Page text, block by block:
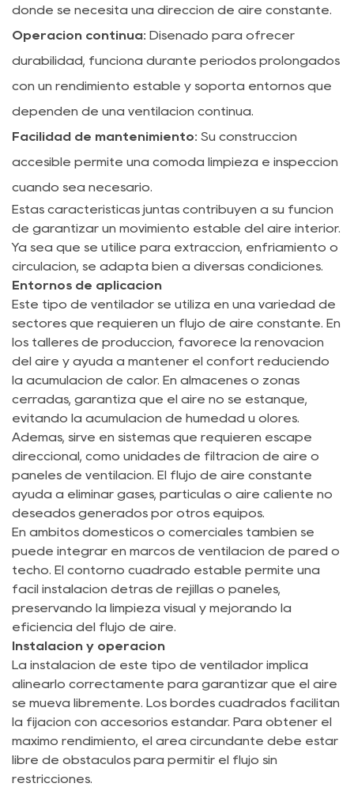
donde se necesita una dirección de aire constante.
Operación continua: Diseñado para ofrecer
durabilidad, funciona durante períodos prolongados
con un rendimiento estable y soporta entornos que
dependen de una ventilación continua.
Facilidad de mantenimiento: Su construcción
accesible permite una cómoda limpieza e inspección
cuando sea necesario.
Estas características juntas contribuyen a su función
de garantizar un movimiento estable del aire interior.
Ya sea que se utilice para extracción, enfriamiento o
circulación, se adapta bien a diversas condiciones.
Entornos de aplicación
Este tipo de ventilador se utiliza en una variedad de
sectores que requieren un flujo de aire constante. En
los talleres de producción, favorece la renovación
del aire y ayuda a mantener el confort reduciendo
la acumulación de calor. En almacenes o zonas
cerradas, garantiza que el aire no se estanque,
evitando la acumulación de humedad u olores.
Además, sirve en sistemas que requieren escape
direccional, como unidades de filtración de aire o
paneles de ventilación. El flujo de aire constante
ayuda a eliminar gases, partículas o aire caliente no
deseados generados por otros equipos.
En ámbitos domésticos o comerciales también se
puede integrar en marcos de ventilación de pared o
techo. El contorno cuadrado estable permite una
fácil instalación detrás de rejillas o paneles,
preservando la limpieza visual y mejorando la
eficiencia del flujo de aire.
Instalación y operación
La instalación de este tipo de ventilador implica
alinearlo correctamente para garantizar que el aire
se mueva libremente. Los bordes cuadrados facilitan
la fijación con accesorios estándar. Para obtener el
máximo rendimiento, el área circundante debe estar
libre de obstáculos para permitir el flujo sin
restricciones.